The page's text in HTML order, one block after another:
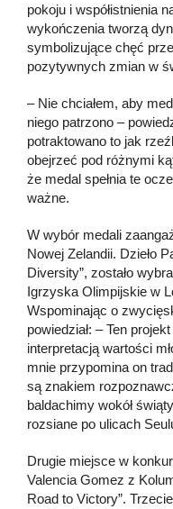
pokoju i współistnienia
wykończenia tworzą
symbolizujące chęć
pozytywnych zmian w
– Nie chciałem, aby
niego patrzono –
potraktowano to jak
obejrzeć pod różnymi
że medal spełnia te
ważne.
W wybór medali
Nowej Zelandii. Dzieło
Diversity”, zostało
Igrzyska Olimpijskie w
Wspominając o
powiedział: – Ten
interpretacją wartości
mnie przypomina on
są znakiem
baldachimy wokół
rozsiane po ulicach
Drugie miejsce w
Valencia Gomez z
Road to Victory”.